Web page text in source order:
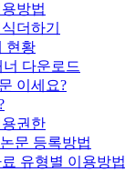
방법
더하기
현황
다운로드
이세요?
용권한
문 등록방법
료 유형별 이용방법